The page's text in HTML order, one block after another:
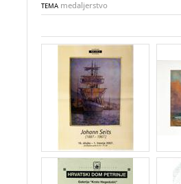
TEMA medaljerstvo